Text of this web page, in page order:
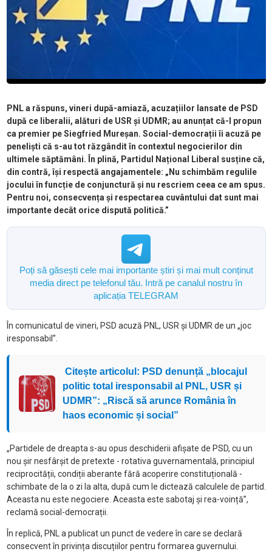
PNL a răspuns, vineri după-amiază, acuzațiilor lansate de PSD
după ce liberalii, alături de USR și UDMR; au anunțat că-l propun
ca premier pe Siegfried Mureșan. Social-democrații îi acuză pe
peneliști că s-au tot răzgândit în contextul negocierilor din
ultimele săptămâni. În plină, Partidul Național Liberal susține că,
din contră, își respectă angajamentele: „Nu schimbăm regulile
jocului în funcție de conjunctură și nu rescriem ceea ce am spus.
Pentru noi, consecvența și respectarea cuvântului dat sunt mai
importante decât orice dispută politică.”
Poți să găsești cele mai importante știri și mai mult conținut
media direct pe telefonul tău. Intră pe canalul nostru în
aplicația TELEGRAM
În comunicatul de vineri, PSD acuză PNL, USR și UDMR de un „joc
iresponsabil”.
Citește articolul: PSD denunță „blocajul
politic total iresponsabil al PNL, USR și
UDMR”: „Riscă să arunce România în
haos economic și social”
„Partidele de dreapta s-au opus deschiderii afișate de PSD, cu un
nou șir nesfârșit de pretexte - rotativa guvernamentală, principiul
reciprocității, condiții aberante fără acoperire constituțională -
schimbate de la o zi la alta, după cum le dictează calculele de partid.
Aceasta nu este negociere. Aceasta este sabotaj și rea-voință”,
reclamă social-democrații.
În replică, PNL a publicat un punct de vedere în care se declară
consecvent în privința discuțiilor pentru formarea guvernului.